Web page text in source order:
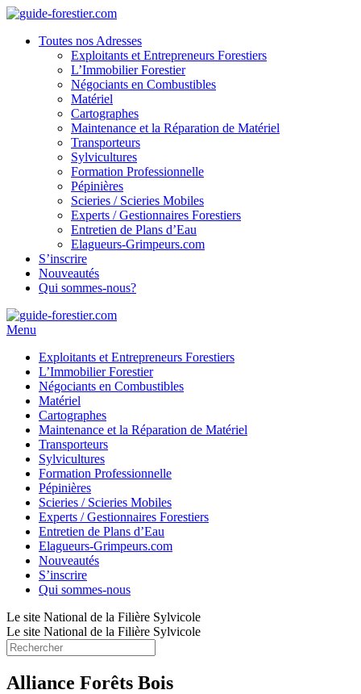
Toutes nos Adresses
Exploitants et Entrepreneurs Forestiers
L’Immobilier Forestier
Négociants en Combustibles
Matériel
Cartographes
Maintenance et la Réparation de Matériel
Transporteurs
Sylvicultures
Formation Professionnelle
Pépinières
Scieries / Scieries Mobiles
Experts / Gestionnaires Forestiers
Entretien de Plans d’Eau
Elagueurs-Grimpeurs.com
S’inscrire
Nouveautés
Qui sommes-nous?
Menu
Exploitants et Entrepreneurs Forestiers
L’Immobilier Forestier
Négociants en Combustibles
Matériel
Cartographes
Maintenance et la Réparation de Matériel
Transporteurs
Sylvicultures
Formation Professionnelle
Pépinières
Scieries / Scieries Mobiles
Experts / Gestionnaires Forestiers
Entretien de Plans d’Eau
Elagueurs-Grimpeurs.com
Nouveautés
S’inscrire
Qui sommes-nous
Le site National de la Filière Sylvicole
Le site National de la Filière Sylvicole
Alliance Forêts Bois